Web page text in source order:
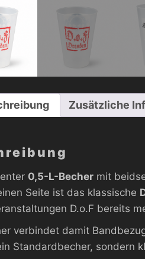
Zusätzliche
0,5-L-Becher mit
Seite ist das klassische
D.o.F bereits
verbindet damit
Standardbecher, sondern